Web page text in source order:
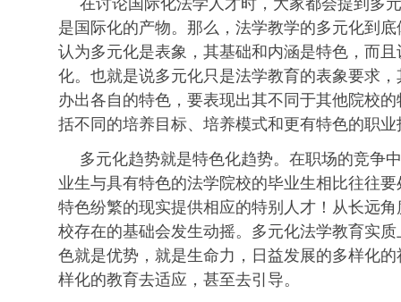
在讨论国际化法学人才时，大家都会提到多
是国际化的产物。那么，法学教学的多元化到
认为多元化是表象，其基础和内涵是特色，而
化。也就是说多元化只是法学教育的表象要求
办出各自的特色，要表现出其不同于其他院校
括不同的培养目标、培养模式和更有特色的职业
多元化趋势就是特色化趋势。在职场的竞争
业生与具有特色的法学院校的毕业生相比往往
特色纷繁的现实提供相应的特别人才！从长远
校存在的基础会发生动摇。多元化法学教育实
色就是优势，就是生命力，日益发展的多样化
样化的教育去适应，甚至去引导。